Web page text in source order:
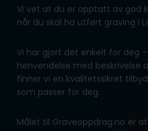
Vi vet at du er opptatt av god
når du skal ha utført graving i
Vi har gjort det enkelt for deg
henvendelse med beskrivelse
finner vi en kvalitetssikret
som passer for deg.
Målet til Graveoppdrag.no er